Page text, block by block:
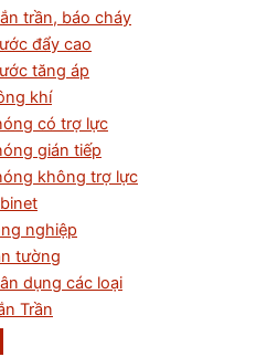
trần, báo cháy
đẩy cao
tăng áp
khí
có trợ lực
gián tiếp
không trợ lực
nghiệp
tường
dụng các loại
Trần